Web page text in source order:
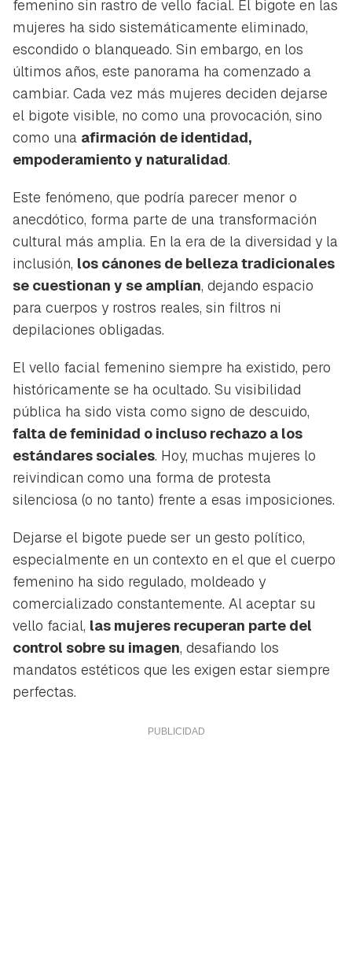
femenino sin rastro de vello facial. El bigote en las
mujeres ha sido sistemáticamente eliminado,
escondido o blanqueado. Sin embargo, en los
últimos años, este panorama ha comenzado a
cambiar. Cada vez más mujeres deciden dejarse
el bigote visible, no como una provocación, sino
como una afirmación de identidad,
empoderamiento y naturalidad.
Este fenómeno, que podría parecer menor o
anecdótico, forma parte de una transformación
cultural más amplia. En la era de la diversidad y la
inclusión, los cánones de belleza tradicionales
se cuestionan y se amplían, dejando espacio
para cuerpos y rostros reales, sin filtros ni
depilaciones obligadas.
El vello facial femenino siempre ha existido, pero
históricamente se ha ocultado. Su visibilidad
pública ha sido vista como signo de descuido,
falta de feminidad o incluso rechazo a los
estándares sociales. Hoy, muchas mujeres lo
reivindican como una forma de protesta
silenciosa (o no tanto) frente a esas imposiciones.
Dejarse el bigote puede ser un gesto político,
especialmente en un contexto en el que el cuerpo
femenino ha sido regulado, moldeado y
comercializado constantemente. Al aceptar su
vello facial, las mujeres recuperan parte del
control sobre su imagen, desafiando los
mandatos estéticos que les exigen estar siempre
perfectas.